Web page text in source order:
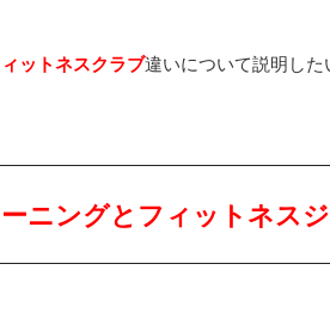
ットネスクラブ違いについて説明した
ニングとフィットネス